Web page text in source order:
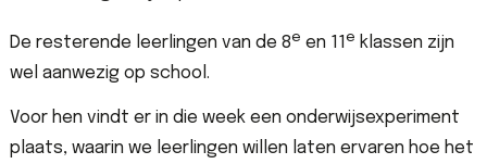
De resterende leerlingen van de 8e en 11 e klassen zijn
wel aanwezig op school.
Voor hen vindt er in die week een onderwijsexperiment
plaats, waarin we leerlingen willen laten ervaren hoe het